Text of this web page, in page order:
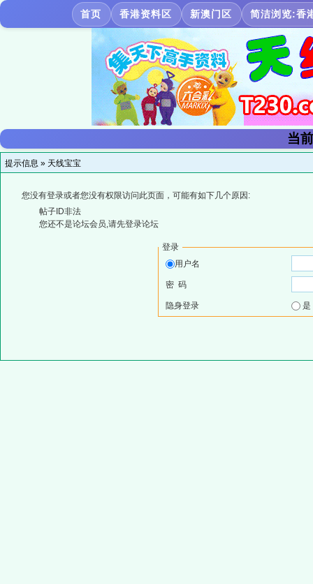
首页 香港资料区 新澳门区 简洁浏览:香
当
提示信息 » 天线宝宝
您没有登录或者您没有权限访问此页面，可能有如下几个原因:
帖子ID非法
您还不是论坛会员,请先登录论坛
登录
用户名
密 码
隐身登录